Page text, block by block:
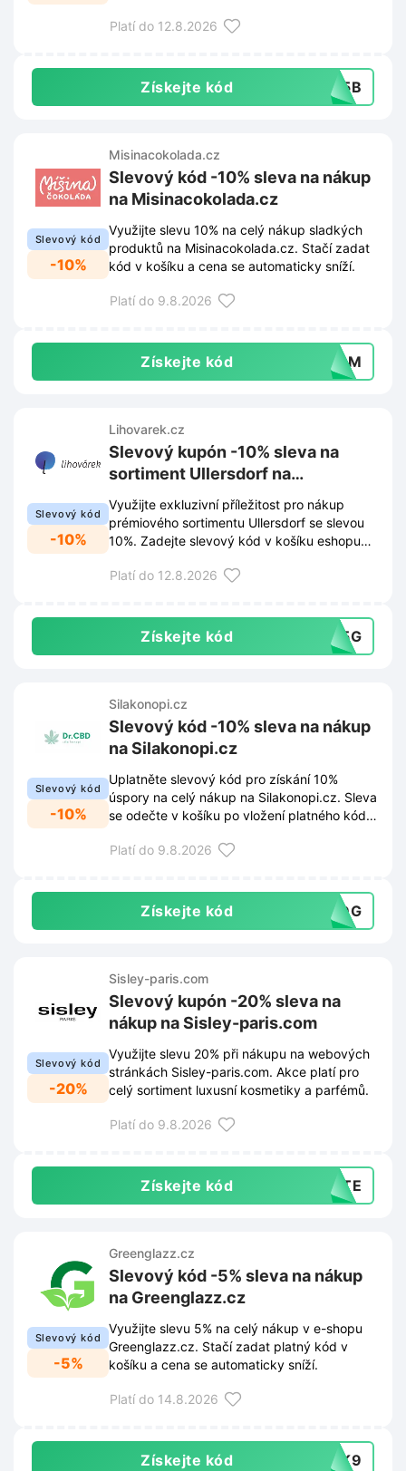
Platí do 12.8.2026
Získejte kód 485B
Slevový kód
-10%
Misinacokolada.cz
Slevový kód -10% sleva na nákup
na Misinacokolada.cz
Využijte slevu 10% na celý nákup sladkých
produktů na Misinacokolada.cz. Stačí zadat
kód v košíku a cena se automaticky sníží.
Platí do 9.8.2026
Získejte kód HZ8M
Slevový kód
-10%
Lihovarek.cz
Slevový kupón -10% sleva na
sortiment Ullersdorf na
Lihovarek.cz
Využijte exkluzivní příležitost pro nákup
prémiového sortimentu Ullersdorf se slevou
10%. Zadejte slevový kód v košíku eshopu
výhodněji.
Platí do 12.8.2026
Získejte kód 535G
Slevový kód
-10%
Silakonopi.cz
Slevový kód -10% sleva na nákup
na Silakonopi.cz
Uplatněte slevový kód pro získání 10%
úspory na celý nákup na Silakonopi.cz. Sleva
se odečte v košíku po vložení platného kódu
Platí do 9.8.2026
Získejte kód RFDG
Slevový kód
-20%
Sisley-paris.com
Slevový kupón -20% sleva na
nákup na Sisley-paris.com
Využijte slevu 20% při nákupu na webových
stránkách Sisley-paris.com. Akce platí pro
celý sortiment luxusní kosmetiky a parfémů.
Platí do 9.8.2026
Získejte kód ETE
Slevový kód
-5%
Greenglazz.cz
Slevový kód -5% sleva na nákup
na Greenglazz.cz
Využijte slevu 5% na celý nákup v e-shopu
Greenglazz.cz. Stačí zadat platný kód v
košíku a cena se automaticky sníží.
Platí do 14.8.2026
Získejte kód PUK9